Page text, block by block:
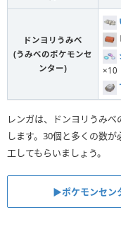
ドンヨリうみべ
(うみべのポケモンセ
ンター)
×10
レンガは、ドンヨリうみ
します。30個と多くの数
工してもらいましょう。
▶︎ポケモンセン